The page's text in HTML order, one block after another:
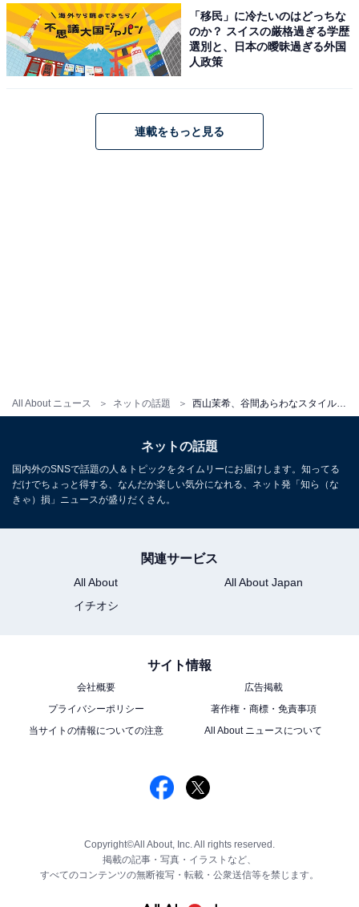
All About ニュース ネットの話題
「移民」に冷たいのはどっちな
のか？ スイスの厳格過ぎる学歴
選別と、日本の曖昧過ぎる外国
人政策
連載をもっと見る
ネットの話題
国内外のSNSで話題の人＆トピックをタイムリーにお届けします。知ってる
だけでちょっと得する、なんだか楽しい気分になれる、ネット発「知ら（な
きゃ）損」ニュースが盛りだくさん。
関連サービス
All About
All About Japan
イチオシ
サイト情報
会社概要
広告掲載
プライバシーポリシー
著作権・商標・免責事項
当サイトの情報についての注意
All About ニュースについて
Copyright©All About, Inc. All rights reserved.
掲載の記事・写真・イラストなど、
すべてのコンテンツの無断複写・転載・公衆送信等を禁じます。